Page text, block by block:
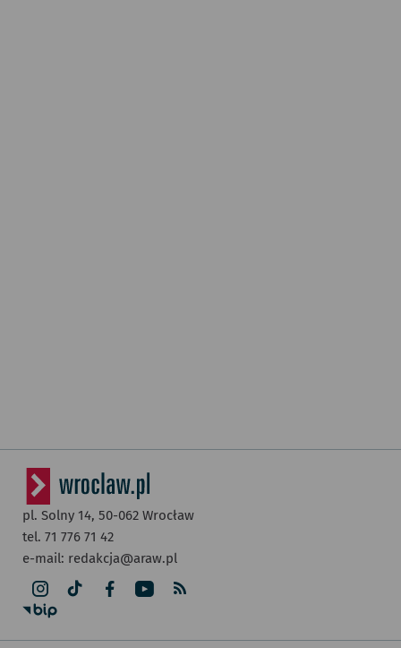
pl. Solny 14, 50-062 Wrocław
tel. 71 776 71 42
e-mail: redakcja@araw.pl